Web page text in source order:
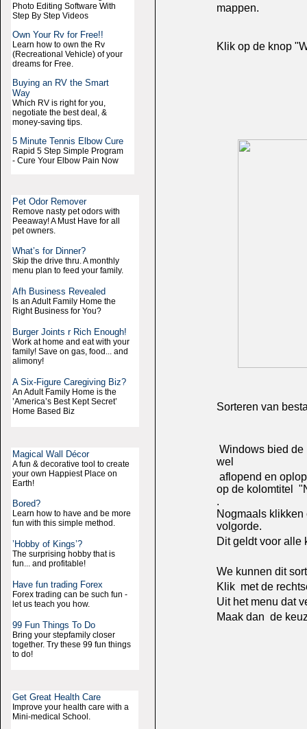
Photo Editing Software With
Step By Step Videos
Own Your Rv for Free!!
Learn how to own the Rv
(Recreational Vehicle) of your
dreams for Free.
Buying an RV the Smart
Way
Which RV is right for you,
negotiate the best deal, &
money-saving tips.
5 Minute Tennis Elbow Cure
Rapid 5 Step Simple Program
- Cure Your Elbow Pain Now
Pet Odor Remover
Remove nasty pet odors with
Peeaway! A Must Have for all
pet owners.
What’s for Dinner?
Skip the drive thru. A monthly
menu plan to feed your family.
Afh Business Revealed
Is an Adult Family Home the
Right Business for You?
Burger Joints r Rich Enough!
Work at home and eat with your
family! Save on gas, food... and
alimony!
A Six-Figure Caregiving Biz?
An Adult Family Home is the
’America’s Best Kept Secret’
Home Based Biz
Magical Wall Décor
A fun & decorative tool to create
your own Happiest Place on
Earth!
Bored?
Learn how to have and be more
fun with this simple method.
’Hobby of Kings’?
The surprising hobby that is
fun... and profitable!
Have fun trading Forex
Forex trading can be such fun -
let us teach you how.
99 Fun Things To Do
Bring your stepfamily closer
together. Try these 99 fun things
to do!
Get Great Health Care
Improve your health care with a
Mini-medical School.
mappen.
Klik op de knop
Sorteren van
Windows bied de
wel
aflopend en
op de kolomtitel
.
Nogmaals
volgorde.
Dit geldt voor alle
We kunnen dit
Klik met de
Uit het menu dat
Maak dan de